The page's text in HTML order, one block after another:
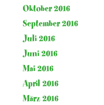
Oktober 2016
September 2016
Juli 2016
Juni 2016
Mai 2016
April 2016
März 2016